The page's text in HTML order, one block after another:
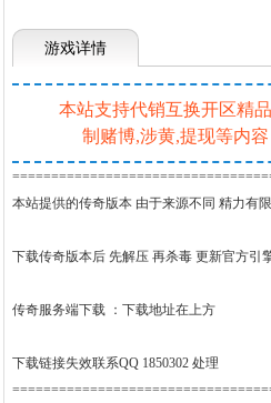
游戏详情
本站支持代销互换开区精
制赌博,涉黄,提现等内
本站提供的传奇版本 由于来源不同 精力有
下载传奇版本后 先解压 再杀毒 更新官方引
传奇服务端下载 ：下载地址在上方
下载链接失效联系QQ 1850302 处理